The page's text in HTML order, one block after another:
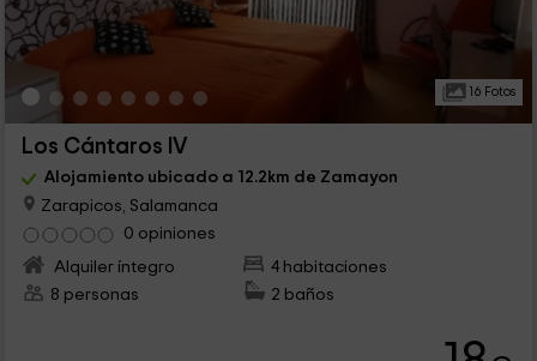
16 Fotos
Los Cántaros IV
Alojamiento ubicado a 12.2km de Zamayon
Zarapicos, Salamanca
0 opiniones
Alquiler íntegro
4 habitaciones
8 personas
2 baños